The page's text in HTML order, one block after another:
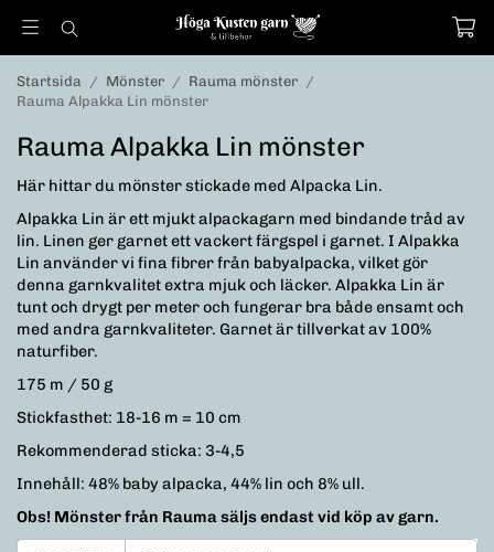
Startsida / Mönster / Rauma mönster /
Rauma Alpakka Lin mönster
Rauma Alpakka Lin mönster
Här hittar du mönster stickade med Alpacka Lin.
Alpakka Lin är ett mjukt alpackagarn med bindande tråd av
lin. Linen ger garnet ett vackert färgspel i garnet. I Alpakka
Lin använder vi fina fibrer från babyalpacka, vilket gör
denna garnkvalitet extra mjuk och läcker. Alpakka Lin är
tunt och drygt per meter och fungerar bra både ensamt och
med andra garnkvaliteter. Garnet är tillverkat av 100%
naturfiber.
175 m / 50 g
Stickfasthet: 18-16 m = 10 cm
Rekommenderad sticka: 3-4,5
Innehåll: 48% baby alpacka, 44% lin och 8% ull.
Obs! Mönster från Rauma säljs endast vid köp av garn.